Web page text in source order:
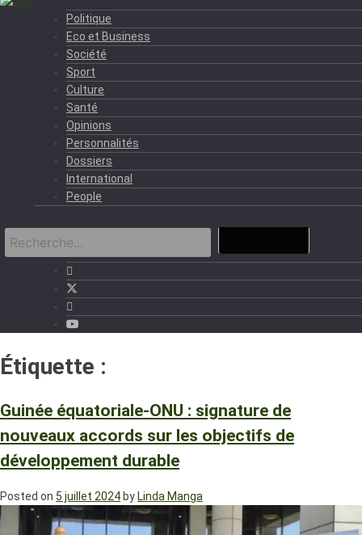
Politique
Eco et Business
Société
Sport
Culture
Santé
Opinions
Personnalités
Dossiers
International
People
Étiquette :
Guinée équatoriale-ONU : signature de
nouveaux accords sur les objectifs de
développement durable
Posted on 5 juillet 2024 by Linda Manga